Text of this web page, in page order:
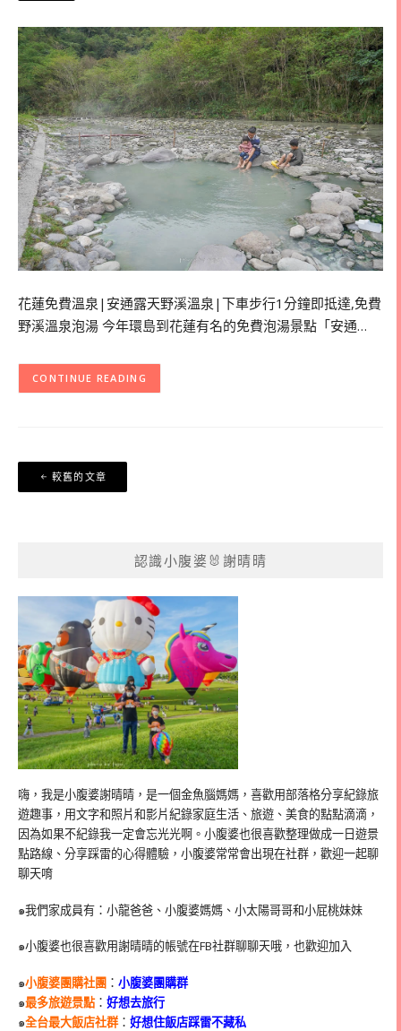
花蓮免費溫泉|安通露天野溪溫泉|下車步行1分鐘即抵達,免費
野溪溫泉泡湯 今年環島到花蓮有名的免費泡湯景點「安通…
CONTINUE READING
文
章
較舊的文章
認識小腹婆🐰謝晴晴
嗨，我是小腹婆謝晴晴，是一個金魚腦媽媽，喜歡用部落格分享紀錄旅
遊趣事，用文字和照片和影片紀錄家庭生活、旅遊、美食的點點滴滴，
因為如果不紀錄我一定會忘光光啊。小腹婆也很喜歡整理做成一日遊景
點路線、分享踩雷的心得體驗，小腹婆常常會出現在社群，歡迎一起聊
聊天唷
๑我們家成員有：小龍爸爸、小腹婆媽媽、小太陽哥哥和小屁桃妹妹
๑小腹婆也很喜歡用謝晴晴的帳號在FB社群聊聊天哦，也歡迎加入
๑小腹婆團購社團 ： 小腹婆團購群
๑最多旅遊景點： 好想去旅行
๑全台最大飯店社群： 好想住飯店踩雷不藏私